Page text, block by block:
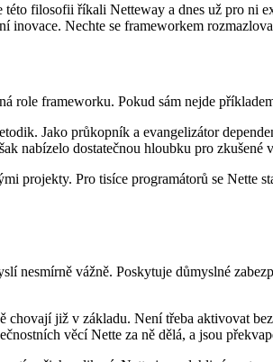
filosofii říkali Netteway a dnes už pro ni
Nechte se frameworkem
role frameworku. Pokud sám nejde
Jako průkopník a evangelizátor
nabízelo dostatečnou hloubku pro zkušené
projekty. Pro tisíce programátorů se Nette
nesmírně vážně. Poskytuje důmyslné
chovají již v základu. Není třeba aktivovat
věcí Nette za ně dělá, a jsou